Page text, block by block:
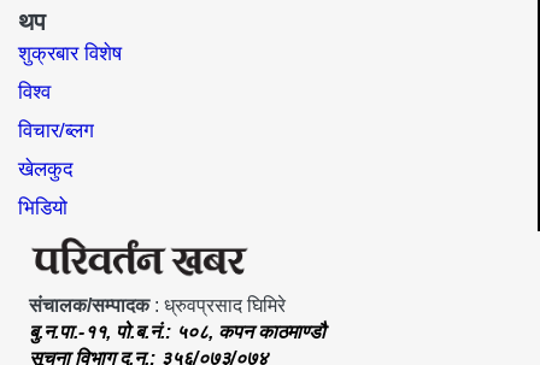
थप
शुक्रबार विशेष
विश्व
विचार/ब्लग
खेलकुद
भिडियो
संचालक/सम्पादक: ध्रुवप्रसाद घिमिरे
बु.न.पा.-११, पो.ब.नं.: ५०८, कपन काठमाण्डौ
सूचना विभाग द.न.: ३५६/०७३/०७४